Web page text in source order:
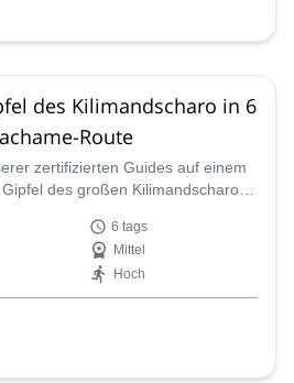
des Kilimandscharo in 6
Route
zertifizierten Guides auf einem
des großen Kilimandscharo in
6 tags
Mittel
Hoch